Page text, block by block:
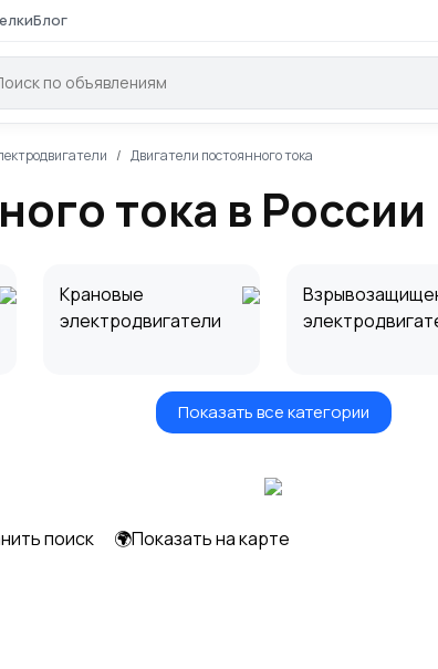
Блог
Двигатели постоянного тока
тока в России
Крановые
электродвигатели
Запчасти для
Запчасти для
Частотный
Показать все категории
поиск 🌍Показать на карте